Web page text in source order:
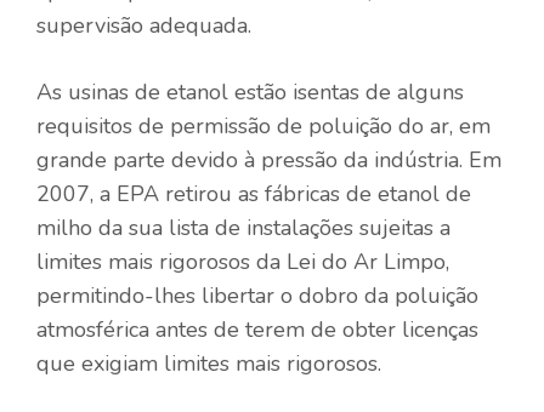
supervisão adequada.
As usinas de etanol estão isentas de alguns
requisitos de permissão de poluição do ar, em
grande parte devido à pressão da indústria. Em
2007, a EPA retirou as fábricas de etanol de
milho da sua lista de instalações sujeitas a
limites mais rigorosos da Lei do Ar Limpo,
permitindo-lhes libertar o dobro da poluição
atmosférica antes de terem de obter licenças
que exigiam limites mais rigorosos.